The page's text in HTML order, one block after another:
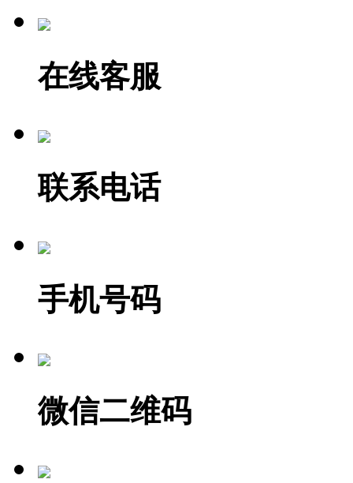
在线客服
联系电话
手机号码
微信二维码